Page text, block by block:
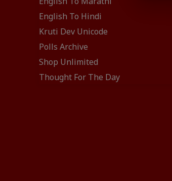
English To Marathi
English To Hindi
Kruti Dev Unicode
Polls Archive
Shop Unlimited
Thought For The Day